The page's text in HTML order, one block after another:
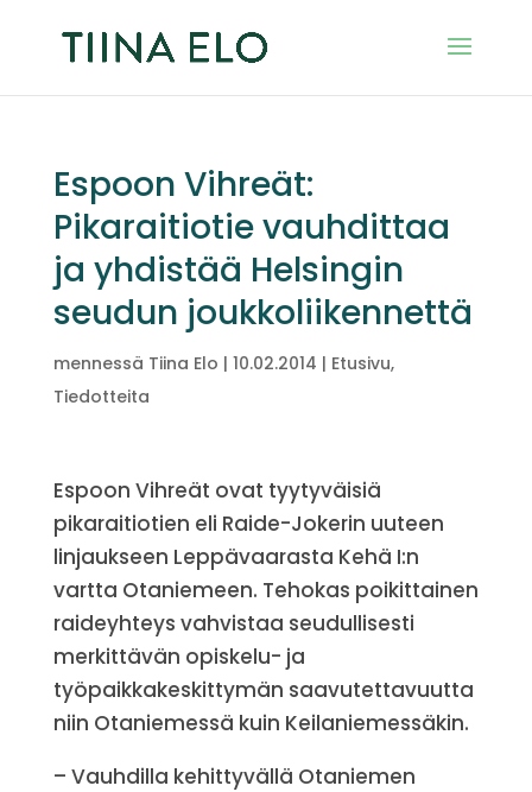
Espoon Vihreät:
Pikaraitiotie vauhdittaa
ja yhdistää Helsingin
seudun joukkoliikennettä
mennessä Tiina Elo | 10.02.2014 | Etusivu,
Tiedotteita
Espoon Vihreät ovat tyytyväisiä
pikaraitiotien eli Raide-Jokerin uuteen
linjaukseen Leppävaarasta Kehä I:n
vartta Otaniemeen. Tehokas poikittainen
raideyhteys vahvistaa seudullisesti
merkittävän opiskelu- ja
työpaikkakeskittymän saavutettavuutta
niin Otaniemessä kuin Keilaniemessäkin.
– Vauhdilla kehittyvällä Otaniemen